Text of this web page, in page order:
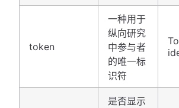
token
一种用于
纵向研究
中参与者
的唯一标
识符
是否显示